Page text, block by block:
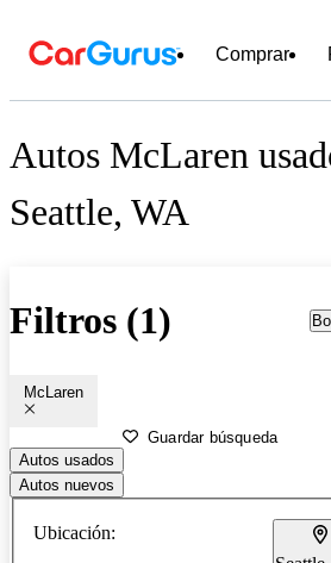
Comprar
Autos McLaren
Seattle, WA
Filtros (1)
McLaren
Guardar búsqueda
Autos usados
Autos nuevos
Ubicación: